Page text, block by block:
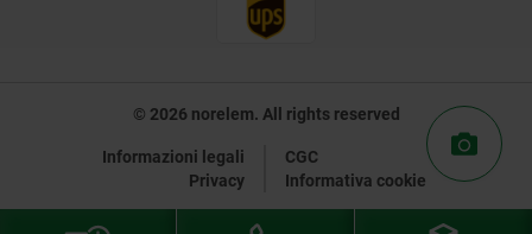
© 2026 norelem. All rights reserved
Informazioni legali
CGC
Privacy
Informativa cookie